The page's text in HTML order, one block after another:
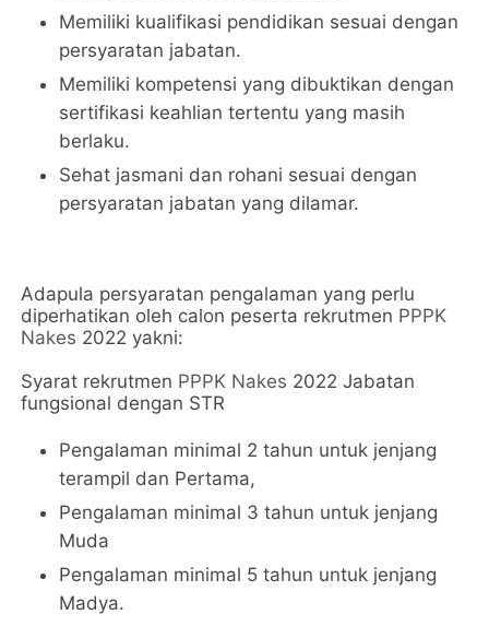
Memiliki kualifikasi pendidikan sesuai dengan
persyaratan jabatan.
Memiliki kompetensi yang dibuktikan dengan
sertifikasi keahlian tertentu yang masih
berlaku.
Sehat jasmani dan rohani sesuai dengan
persyaratan jabatan yang dilamar.
Adapula persyaratan pengalaman yang perlu
diperhatikan oleh calon peserta rekrutmen PPPK
Nakes 2022 yakni:
Syarat rekrutmen PPPK Nakes 2022 Jabatan
fungsional dengan STR
Pengalaman minimal 2 tahun untuk jenjang
terampil dan Pertama,
Pengalaman minimal 3 tahun untuk jenjang
Muda
Pengalaman minimal 5 tahun untuk jenjang
Madya.